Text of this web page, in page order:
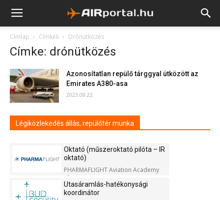
Címlap Címkék Drónütközés
Címke: drónütközés
Azonosítatlan repülő tárggyal ütközött az
Emirates A380-asa
2023.08.22.
Légiközlekedés állás, repülőtér munka
Oktató (műszeroktató pilóta – IR
oktató)
PHARMAFLIGHT Aviation Academy
Kft.
Utasáramlás-hatékonysági
koordinátor